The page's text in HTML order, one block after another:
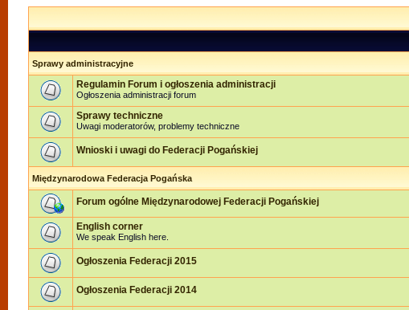
Sprawy administracyjne
Regulamin Forum i ogłoszenia administracji
Ogłoszenia administracji forum
Sprawy techniczne
Uwagi moderatorów, problemy techniczne
Wnioski i uwagi do Federacji Pogańskiej
Międzynarodowa Federacja Pogańska
Forum ogólne Międzynarodowej Federacji Pogańskiej
English corner
We speak English here.
Ogłoszenia Federacji 2015
Ogłoszenia Federacji 2014